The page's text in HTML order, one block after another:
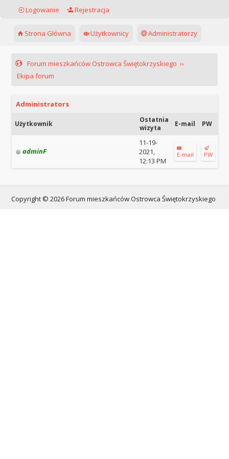
Logowanie Rejestracja
Strona Główna Użytkownicy Administratorzy
Forum mieszkańców Ostrowca Świętokrzyskiego ››
Ekipa forum
Administrators
Użytkownik
Ostatnia
wizyta
E-mail PW
adminF
11-19-
2021,
12:13 PM
E‑mail PW
Copyright © 2026 Forum mieszkańców Ostrowca Świętokrzyskiego